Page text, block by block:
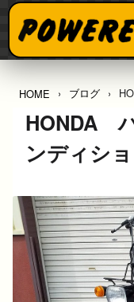
HOME ブログ
HONDA
ンディシ